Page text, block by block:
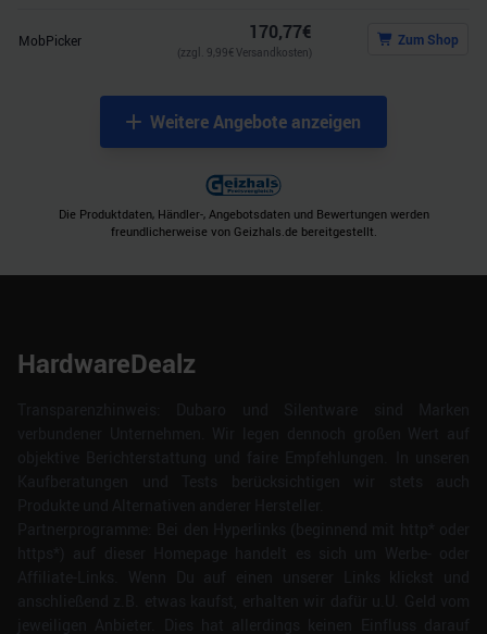
MobPicker 170,77€
(zzgl. 9,99€ Versandkosten)
Zum Shop
Weitere Angebote anzeigen
Die Produktdaten, Händler-, Angebotsdaten und Bewertungen werden
freundlicherweise von Geizhals.de bereitgestellt.
HardwareDealz